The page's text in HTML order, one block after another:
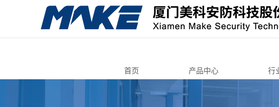
首页 产品中心
转舌锁
行